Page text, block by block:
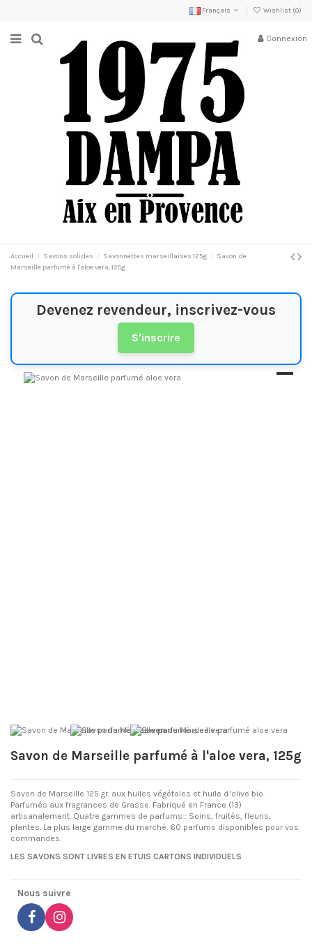
Français Wishlist (0)
Connexion
Accueil Savons solides Savonnettes marseillaises 125g
Savon de
Marseille parfumé à l'aloe vera, 125g
Devenez revendeur, inscrivez-vous
S'inscrire
Savon de Marseille parfumé à l'aloe vera, 125g
Savon de Marseille 125 gr. aux huiles végétales et huile d 'olive bio.
Parfumés aux fragrances de Grasse. Fabriqué en France (13)
artisanalement. Quatre gammes de parfums : Soins, fruités, fleuris,
plantes. La plus large gamme du marché. 60 parfums disponibles pour vos
commandes.
LES SAVONS SONT LIVRES EN ETUIS CARTONS INDIVIDUELS
Nous suivre